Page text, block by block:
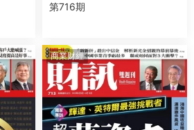
第716期
商業财經